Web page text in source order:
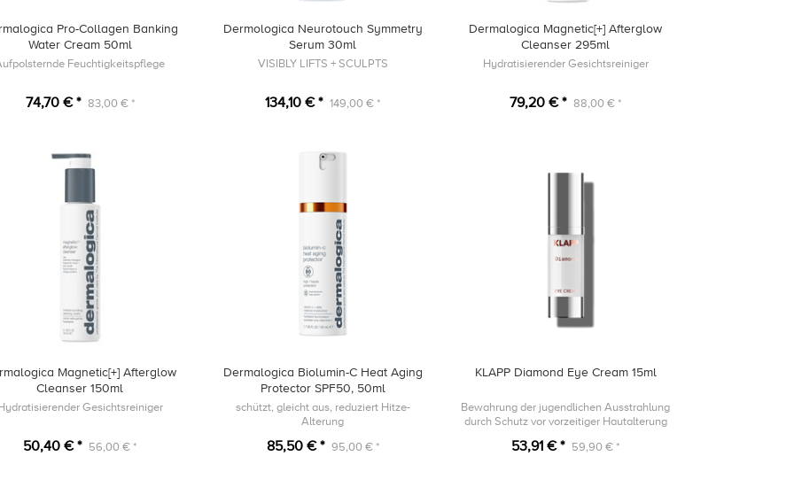
Pro-Collagen Banking
Water Cream 50ml
Feuchtigkeitspflege
74,70 € * 83,00 € *
Dermologica Neurotouch Symmetry
Serum 30ml
VISIBLY LIFTS + SCULPTS
134,10 € * 149,00 € *
Dermalogica Magnetic[+] Afterglow
Cleanser 295ml
Hydratisierender Gesichtsreiniger
79,20 € * 88,00 € *
Magnetic[+] Afterglow
Cleanser 150ml
Gesichtsreiniger
50,40 € * 56,00 € *
Dermalogica Biolumin-C Heat Aging
Protector SPF50, 50ml
schützt, gleicht aus, reduziert Hitze-
Alterung
85,50 € * 95,00 € *
KLAPP Diamond Eye Cream 15ml
Bewahrung der jugendlichen Ausstrahlung
durch Schutz vor vorzeitiger Hautalterung
53,91 € * 59,90 € *